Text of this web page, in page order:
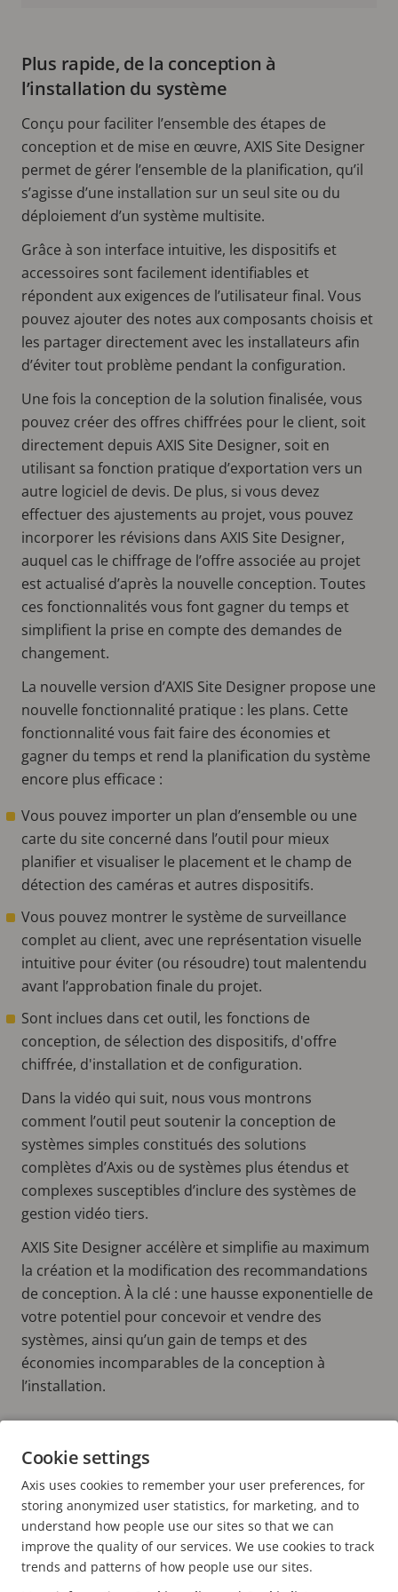
Plus rapide, de la conception à
l’installation du système
Conçu pour faciliter l’ensemble des étapes de
conception et de mise en œuvre, AXIS Site Designer
permet de gérer l’ensemble de la planification, qu’il
s’agisse d’une installation sur un seul site ou du
déploiement d’un système multisite.
Grâce à son interface intuitive, les dispositifs et
accessoires sont facilement identifiables et
répondent aux exigences de l’utilisateur final. Vous
pouvez ajouter des notes aux composants choisis et
les partager directement avec les installateurs afin
d’éviter tout problème pendant la configuration.
Une fois la conception de la solution finalisée, vous
pouvez créer des offres chiffrées pour le client, soit
directement depuis AXIS Site Designer, soit en
utilisant sa fonction pratique d’exportation vers un
autre logiciel de devis. De plus, si vous devez
effectuer des ajustements au projet, vous pouvez
incorporer les révisions dans AXIS Site Designer,
auquel cas le chiffrage de l’offre associée au projet
est actualisé d’après la nouvelle conception. Toutes
ces fonctionnalités vous font gagner du temps et
simplifient la prise en compte des demandes de
changement.
La nouvelle version d’AXIS Site Designer propose une
nouvelle fonctionnalité pratique : les plans. Cette
fonctionnalité vous fait faire des économies et
gagner du temps et rend la planification du système
encore plus efficace :
Vous pouvez importer un plan d’ensemble ou une
carte du site concerné dans l’outil pour mieux
planifier et visualiser le placement et le champ de
détection des caméras et autres dispositifs.
Vous pouvez montrer le système de surveillance
complet au client, avec une représentation visuelle
intuitive pour éviter (ou résoudre) tout malentendu
avant l’approbation finale du projet.
Sont inclues dans cet outil, les fonctions de
conception, de sélection des dispositifs, d'offre
chiffrée, d'installation et de configuration.
Dans la vidéo qui suit, nous vous montrons
comment l’outil peut soutenir la conception de
systèmes simples constitués des solutions
complètes d’Axis ou de systèmes plus étendus et
complexes susceptibles d’inclure des systèmes de
gestion vidéo tiers.
AXIS Site Designer accélère et simplifie au maximum
la création et la modification des recommandations
de conception. À la clé : une hausse exponentielle de
votre potentiel pour concevoir et vendre des
systèmes, ainsi qu’un gain de temps et des
économies incomparables de la conception à
l’installation.
Accélérez votre projet de surveillance de
la conception à l'installation
UTILISEZ AXIS SITE DESIGNER MAINTENANT !
Cookie settings
Axis uses cookies to remember your user preferences, for
storing anonymized user statistics, for marketing, and to
understand how people use our sites so that we can
improve the quality of our services. We use cookies to track
trends and patterns of how people use our sites.